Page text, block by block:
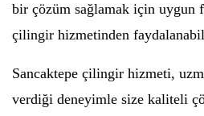
bir çözüm sağlamak için uygun
çilingir hizmetinden
Sancaktepe çilingir hizmeti,
verdiği deneyimle size kaliteli